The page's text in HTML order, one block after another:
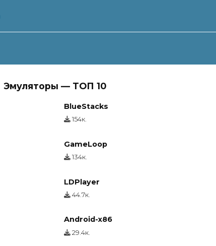
Эмуляторы — ТОП 10
BlueStacks
154к.
GameLoop
134к.
LDPlayer
44.7к.
Android-x86
29.4к.